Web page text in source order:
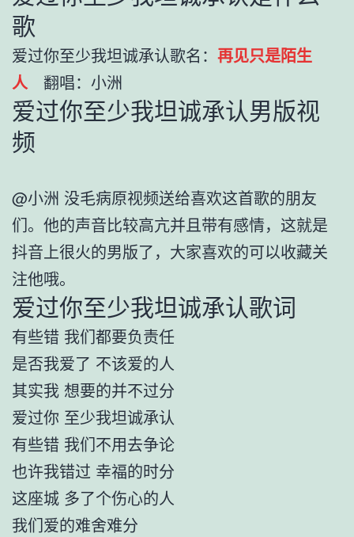
歌
爱过你至少我坦诚承认歌名： 再见只是陌生
人 翻唱：小洲
爱过你至少我坦诚承认男版视
频
@小洲 没毛病原视频送给喜欢这首歌的朋友
们。他的声音比较高亢并且带有感情，这就是
抖音上很火的男版了，大家喜欢的可以收藏关
注他哦。
爱过你至少我坦诚承认歌词
有些错 我们都要负责任
是否我爱了 不该爱的人
其实我 想要的并不过分
爱过你 至少我坦诚承认
有些错 我们不用去争论
也许我错过 幸福的时分
这座城 多了个伤心的人
我们爱的难舍难分